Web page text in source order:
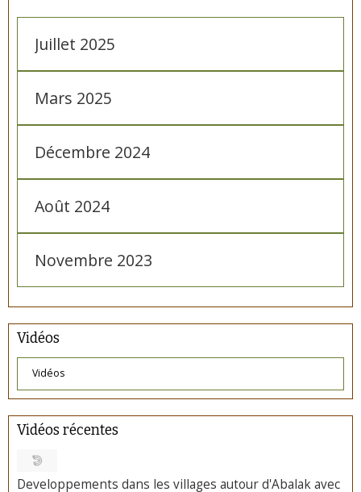
Juillet 2025
Mars 2025
Décembre 2024
Août 2024
Novembre 2023
Vidéos
Vidéos
Vidéos récentes
Developpements dans les villages autour d'Abalak avec